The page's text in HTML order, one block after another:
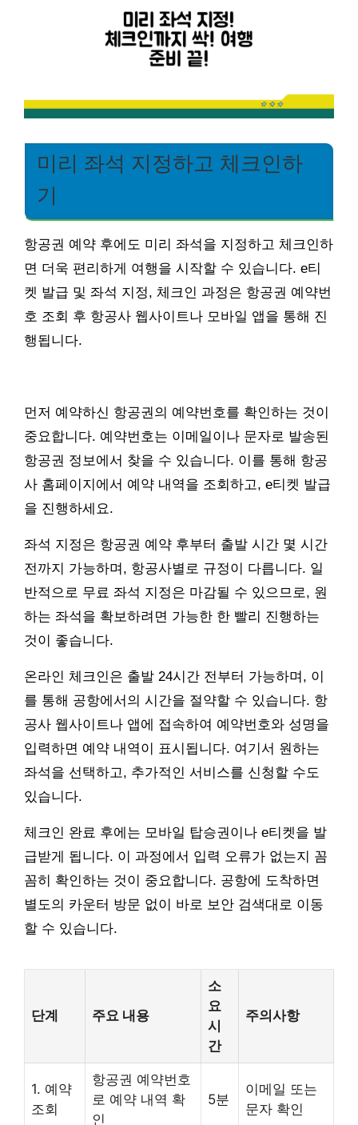
미리 좌석 지정하고 체크인하
기
항공권 예약 후에도 미리 좌석을 지정하고 체크인하
면 더욱 편리하게 여행을 시작할 수 있습니다. e티
켓 발급 및 좌석 지정, 체크인 과정은 항공권 예약번
호 조회 후 항공사 웹사이트나 모바일 앱을 통해 진
행됩니다.
먼저 예약하신 항공권의 예약번호를 확인하는 것이
중요합니다. 예약번호는 이메일이나 문자로 발송된
항공권 정보에서 찾을 수 있습니다. 이를 통해 항공
사 홈페이지에서 예약 내역을 조회하고, e티켓 발급
을 진행하세요.
좌석 지정은 항공권 예약 후부터 출발 시간 몇 시간
전까지 가능하며, 항공사별로 규정이 다릅니다. 일
반적으로 무료 좌석 지정은 마감될 수 있으므로, 원
하는 좌석을 확보하려면 가능한 한 빨리 진행하는
것이 좋습니다.
온라인 체크인은 출발 24시간 전부터 가능하며, 이
를 통해 공항에서의 시간을 절약할 수 있습니다. 항
공사 웹사이트나 앱에 접속하여 예약번호와 성명을
입력하면 예약 내역이 표시됩니다. 여기서 원하는
좌석을 선택하고, 추가적인 서비스를 신청할 수도
있습니다.
체크인 완료 후에는 모바일 탑승권이나 e티켓을 발
급받게 됩니다. 이 과정에서 입력 오류가 없는지 꼼
꼼히 확인하는 것이 중요합니다. 공항에 도착하면
별도의 카운터 방문 없이 바로 보안 검색대로 이동
할 수 있습니다.
단계 주요 내용
소
요
시
간
주의사항
1. 예약
조회
항공권 예약번호
로 예약 내역 확
인
5분
이메일 또는
문자 확인